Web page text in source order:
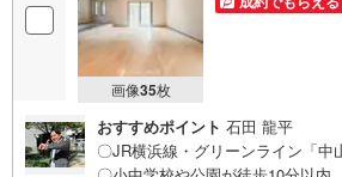
画像35枚
おすすめポイント 石田 龍平
〇JR横浜線・グリーンライン「中